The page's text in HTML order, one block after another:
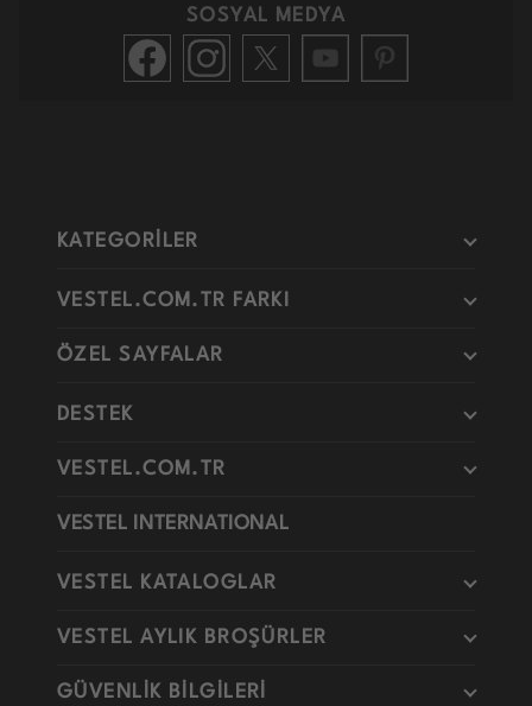
SOSYAL MEDYA
KATEGORİLER
VESTEL.COM.TR FARKI
ÖZEL SAYFALAR
DESTEK
VESTEL.COM.TR
VESTEL INTERNATIONAL
VESTEL KATALOGLAR
VESTEL AYLIK BROŞÜRLER
GÜVENLİK BİLGİLERİ